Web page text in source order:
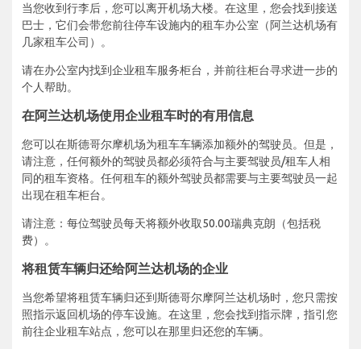
当您收到行李后，您可以离开机场大楼。在这里，您会找到接送
巴士，它们会带您前往停车设施内的租车办公室（阿兰达机场有
几家租车公司）。
请在办公室内找到企业租车服务柜台，并前往柜台寻求进一步的
个人帮助。
在阿兰达机场使用企业租车时的有用信息
您可以在斯德哥尔摩机场为租车车辆添加额外的驾驶员。但是，
请注意，任何额外的驾驶员都必须符合与主要驾驶员/租车人相
同的租车资格。任何租车的额外驾驶员都需要与主要驾驶员一起
出现在租车柜台。
请注意：每位驾驶员每天将额外收取50.00瑞典克朗（包括税
费）。
将租赁车辆归还给阿兰达机场的企业
当您希望将租赁车辆归还到斯德哥尔摩阿兰达机场时，您只需按
照指示返回机场的停车设施。在这里，您会找到指示牌，指引您
前往企业租车站点，您可以在那里归还您的车辆。